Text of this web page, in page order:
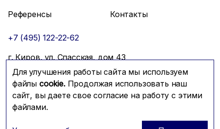
Для улучшения работы сайта мы используем
файлы cookie.Продолжая использовать наш
сайт, вы даете свое согласие на работу с этими
файлами.
Референсы
Контакты
+7 (495) 122-22-62
г. Киров, ул. Спасская, дом 43
info@mfmc.ru
Связаться с нами